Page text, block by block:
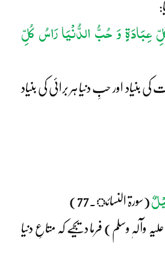
عِبَادَۃٍ وَ حُبُّ الدُّنْیَا رَاسُ کُلِّ
کی بنیاد اور حبِ دنیا ہر برائی کی بنیاد
(سورۃ النسائ۔77)
وآلہٖ وسلم) فرما دیجیے کہ متاعِ دنیا